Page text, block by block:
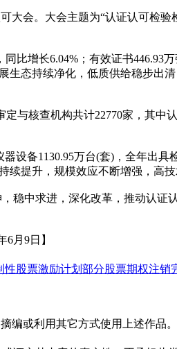
大会。大会主题为“认证认可检
增长6.04%；有效证书446.93
生态持续净化，低质供给稳步出
核查机构共计22770家，其中
备1130.95万台(套)，全年出具
续提升，规模效应不断增强，高技
中求进，深化改革，推动认证
月9日】
股票激励计划部分股票期权注销
或利用其它方式使用上述作品